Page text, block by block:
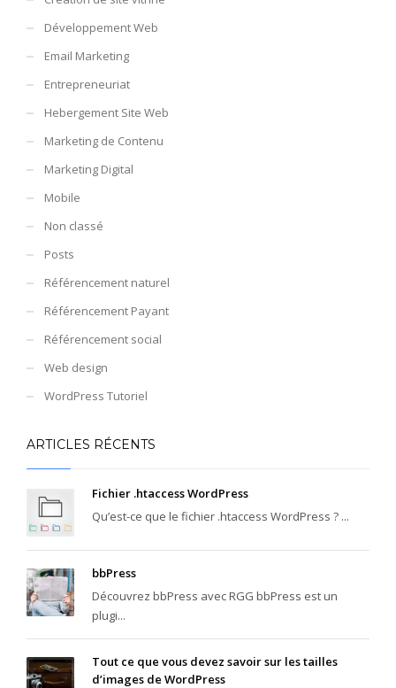
Développement Web
Email Marketing
Entrepreneuriat
Hebergement Site Web
Marketing de Contenu
Marketing Digital
Mobile
Non classé
Posts
Référencement naturel
Référencement Payant
Référencement social
Web design
WordPress Tutoriel
ARTICLES RÉCENTS
Fichier .htaccess WordPress
Qu’est-ce que le fichier .htaccess WordPress ? ...
bbPress
Découvrez bbPress avec RGG bbPress est un
plugi...
Tout ce que vous devez savoir sur les tailles
d’images de WordPress